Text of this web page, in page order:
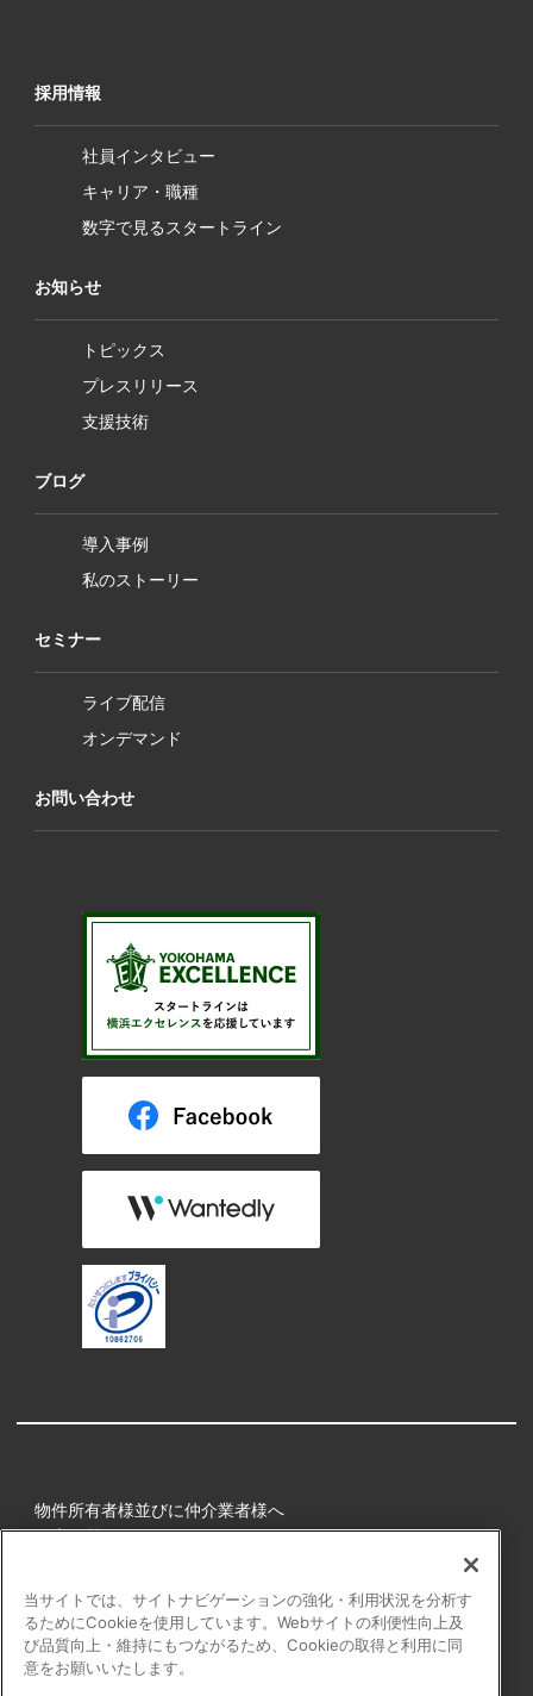
採用情報
社員インタビュー
キャリア・職種
数字で見るスタートライン
お知らせ
トピックス
プレスリリース
支援技術
ブログ
導入事例
私のストーリー
セミナー
ライブ配信
オンデマンド
お問い合わせ
物件所有者様並びに仲介業者様へ
健康経営
プライバシーポリシー
障害者の表記について
当サイトでは、サイトナビゲーションの強化・利用状況を分析す
るためにCookieを使用しています。Webサイトの利便性向上及
び品質向上・維持にもつながるため、Cookieの取得と利用に同
意をお願いいたします。